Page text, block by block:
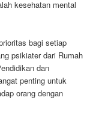
kesehatan mental
bagi setiap
psikiater dari Rumah
dan
penting untuk
orang dengan